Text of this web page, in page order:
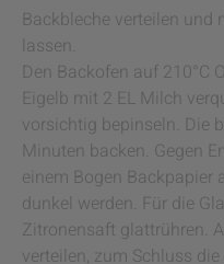
Backbleche verteilen
lassen.
Den Backofen auf 210°C
Eigelb mit 2 EL Milch
vorsichtig bepinseln. Die
Minuten backen. Gegen
einem Bogen Backpapier
dunkel werden. Für die
Zitronensaft glattrühren.
verteilen, zum Schluss